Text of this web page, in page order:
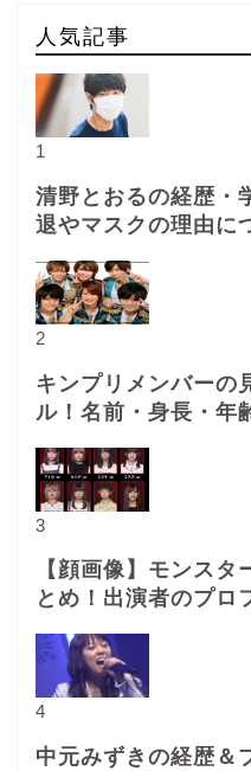
人気記事
1
清野とおるの経歴・
退やマスクの理由に
2
キンプリメンバーの
ル！名前・身長・年
3
【顔画像】モンスタ
とめ！出演者のプロ
4
中元みずきの経歴＆